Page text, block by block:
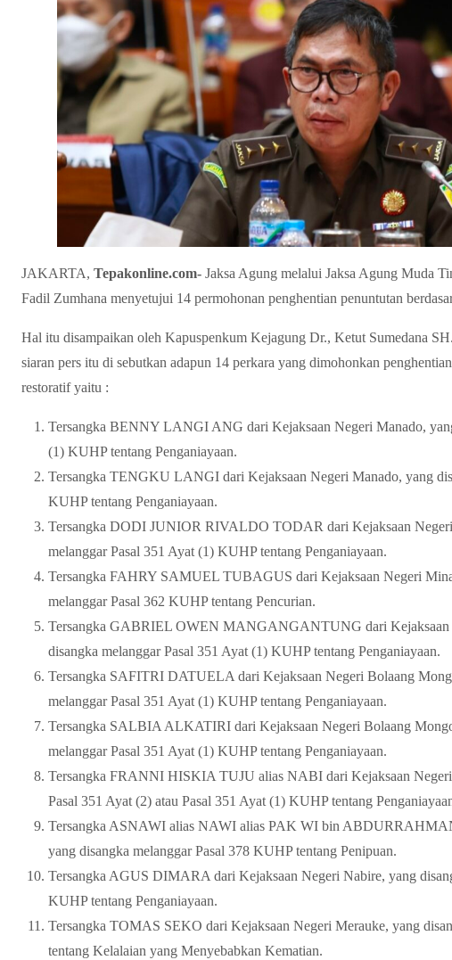
JAKARTA, Tepakonline.com- Jaksa Agung melalui Jaksa Agung Muda
Fadil Zumhana menyetujui 14 permohonan penghentian penuntutan
Hal itu disampaikan oleh Kapuspenkum Kejagung Dr., Ketut Sumedana
siaran pers itu di sebutkan adapun 14 perkara yang dimohonkan
restoratif yaitu :
Tersangka BENNY LANGI ANG dari Kejaksaan Negeri Manado,
(1) KUHP tentang Penganiayaan.
Tersangka TENGKU LANGI dari Kejaksaan Negeri Manado, yang
KUHP tentang Penganiayaan.
Tersangka DODI JUNIOR RIVALDO TODAR dari Kejaksaan Negeri
melanggar Pasal 351 Ayat (1) KUHP tentang Penganiayaan.
Tersangka FAHRY SAMUEL TUBAGUS dari Kejaksaan Negeri
melanggar Pasal 362 KUHP tentang Pencurian.
Tersangka GABRIEL OWEN MANGANGANTUNG dari Kejaksaan
disangka melanggar Pasal 351 Ayat (1) KUHP tentang Penganiayaan.
Tersangka SAFITRI DATUELA dari Kejaksaan Negeri Bolaang
melanggar Pasal 351 Ayat (1) KUHP tentang Penganiayaan.
Tersangka SALBIA ALKATIRI dari Kejaksaan Negeri Bolaang
melanggar Pasal 351 Ayat (1) KUHP tentang Penganiayaan.
Tersangka FRANNI HISKIA TUJU alias NABI dari Kejaksaan Negeri
Pasal 351 Ayat (2) atau Pasal 351 Ayat (1) KUHP tentang
Tersangka ASNAWI alias NAWI alias PAK WI bin
yang disangka melanggar Pasal 378 KUHP tentang Penipuan.
Tersangka AGUS DIMARA dari Kejaksaan Negeri Nabire, yang
KUHP tentang Penganiayaan.
Tersangka TOMAS SEKO dari Kejaksaan Negeri Merauke, yang
tentang Kelalaian yang Menyebabkan Kematian.